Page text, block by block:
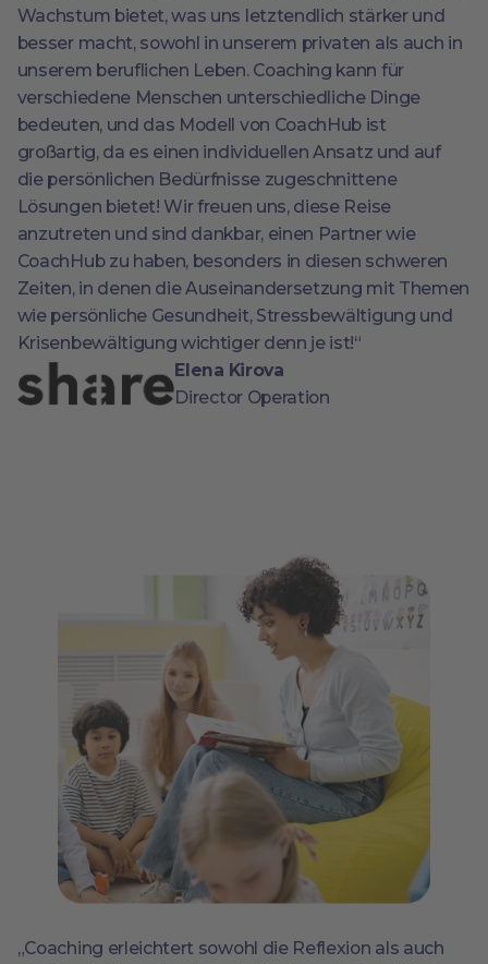
Wachstum bietet, was uns letztendlich stärker und
besser macht, sowohl in unserem privaten als auch in
unserem beruflichen Leben. Coaching kann für
verschiedene Menschen unterschiedliche Dinge
bedeuten, und das Modell von CoachHub ist
großartig, da es einen individuellen Ansatz und auf
die persönlichen Bedürfnisse zugeschnittene
Lösungen bietet! Wir freuen uns, diese Reise
anzutreten und sind dankbar, einen Partner wie
CoachHub zu haben, besonders in diesen schweren
Zeiten, in denen die Auseinandersetzung mit Themen
wie persönliche Gesundheit, Stressbewältigung und
Krisenbewältigung wichtiger denn je ist!“
Elena Kirova
Director Operation
„Coaching erleichtert sowohl die Reflexion als auch